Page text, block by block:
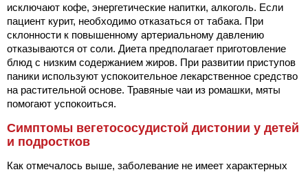
исключают кофе, энергетические напитки, алкоголь. Если
пациент курит, необходимо отказаться от табака. При
склонности к повышенному артериальному давлению
отказываются от соли. Диета предполагает приготовление
блюд с низким содержанием жиров. При развитии приступов
паники используют успокоительное лекарственное средство
на растительной основе. Травяные чаи из ромашки, мяты
помогают успокоиться.
Симптомы вегетососудистой дистонии у детей
и подростков
Как отмечалось выше, заболевание не имеет характерных